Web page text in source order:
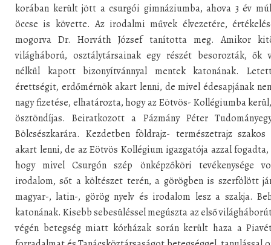
korában került jött a csurgói gimnáziumba, ahova 3 év
öccse is követte. Az irodalmi művek élvezetére,
mogorva Dr. Horváth József tanította meg. Amikor
világháború, osztálytársainak egy részét besorozták, ők
nélkül kapott bizonyítvánnyal mentek katonának.
érettségit, erdőmérnök akart lenni, de mivel édesapjának
nagy fizetése, elhatározta, hogy az Eötvös- Kollégiumba
ösztöndíjas. Beiratkozott a Pázmány Péter
Bölcsészkarára. Kezdetben földrajz- természetrajz szakos
akart lenni, de az Eötvös Kollégium igazgatója azzal fogadta,
hogy mivel Csurgón szép önképzőköri tevékenysége
irodalom, sőt a költészet terén, a görögben is szerfölött
magyar-, latin-, görög nyelv és irodalom lesz a szakja.
katonának. Kisebb sebesüléssel megúszta az első
végén betegség miatt kórházak során került haza a